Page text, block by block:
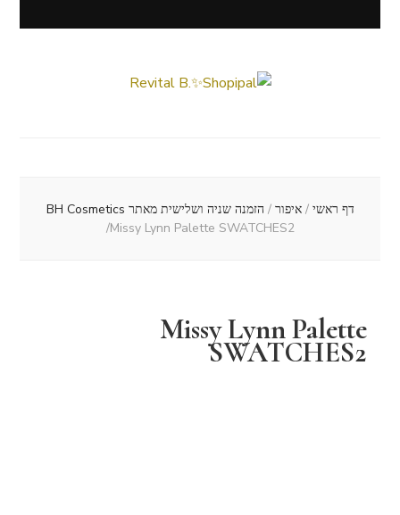
דף ראשי / איפור / הזמנה שניה ושלישית מאתר BH Cosmetics
/Missy Lynn Palette SWATCHES2
Missy Lynn Palette
SWATCHES2